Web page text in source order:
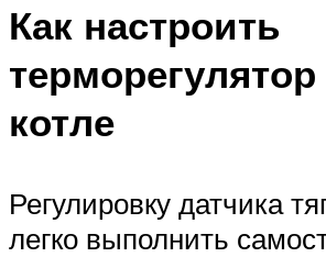
Как настроить
котле
Регулировку датчика
легко выполнить